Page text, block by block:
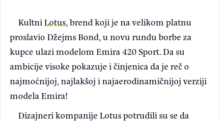
KultniLotus, brend koji je na velikom platnu
proslavio Džejms Bond, u novu rundu borbe za
kupce ulazi modelom Emira 420 Sport. Da su
ambicije visoke pokazuje i činjenica da je reč o
najmoćnijoj, najlakšoj i najaerodinamičnijoj verziji
modela Emira!
Dizajneri kompanije Lotus potrudili su se da